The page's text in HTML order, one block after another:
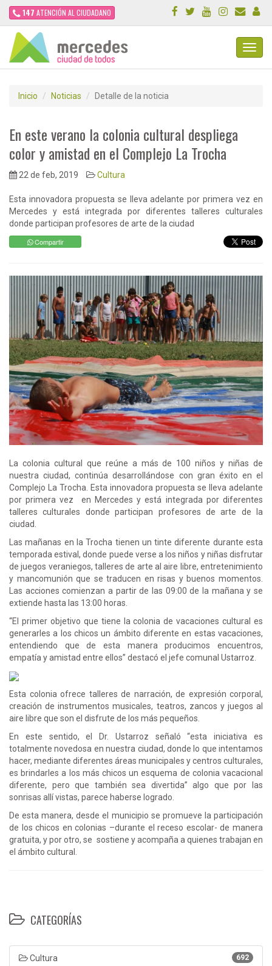
147 ATENCIÓN AL CIUDADANO
Inicio Noticias Detalle de la noticia
En este verano la colonia cultural despliega
color y amistad en el Complejo La Trocha
22 de feb, 2019 Cultura
Esta innovadora propuesta se lleva adelante por primera vez en
Mercedes y está integrada por diferentes talleres culturales
donde participan profesores de arte de la ciudad
Compartir
La colonia cultural que reúne a más de 100 niños y niñas de
nuestra ciudad, continúa desarrollándose con gran éxito en el
Complejo La Trocha. Esta innovadora propuesta se lleva adelante
por primera vez en Mercedes y está integrada por diferentes
talleres culturales donde participan profesores de arte de la
ciudad.
Las mañanas en la Trocha tienen un tinte diferente durante esta
temporada estival, donde puede verse a los niños y niñas disfrutar
de juegos veraniegos, talleres de arte al aire libre, entretenimiento
y mancomunión que se traducen en risas y buenos momentos.
Las acciones comienzan a partir de las 09:00 de la mañana y se
extiende hasta las 13:00 horas.
“El primer objetivo que tiene la colonia de vacaciones cultural es
generarles a los chicos un ámbito diferente en estas vacaciones,
entendiendo que de esta manera producimos encuentros,
empatía y amistad entre ellos” destacó el jefe comunal Ustarroz.
Esta colonia ofrece talleres de narración, de expresión corporal,
creación de instrumentos musicales, teatros, zancos y juegos al
aire libre que son el disfrute de los más pequeños.
En este sentido, el Dr. Ustarroz señaló “esta iniciativa es
totalmente novedosa en nuestra ciudad, donde lo que intentamos
hacer, mediante diferentes áreas municipales y centros culturales,
es brindarles a los más chicos un esquema de colonia vacacional
diferente, pero que también sea divertida” algo que por las
sonrisas allí vistas, parece haberse logrado.
De esta manera, desde el municipio se promueve la participación
de los chicos en colonias –durante el receso escolar- de manera
gratuita, y por otro, se sostiene y acompaña a quienes trabajan en
el ámbito cultural.
CATEGORÍAS
692
Cultura